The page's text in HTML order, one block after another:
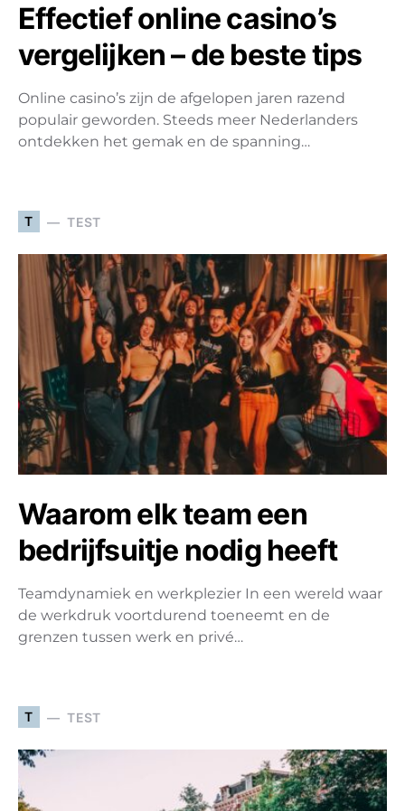
Effectief online casino’s
vergelijken – de beste tips
Online casino’s zijn de afgelopen jaren razend
populair geworden. Steeds meer Nederlanders
ontdekken het gemak en de spanning…
T TEST
Waarom elk team een
bedrijfsuitje nodig heeft
Teamdynamiek en werkplezier In een wereld waar
de werkdruk voortdurend toeneemt en de
grenzen tussen werk en privé…
T TEST